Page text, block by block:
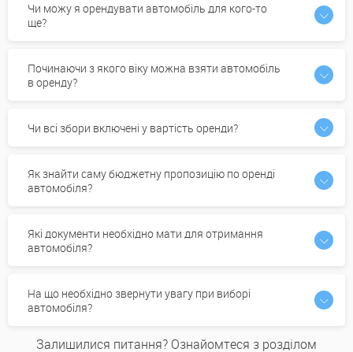
Чи можу я орендувати автомобіль для кого-то
ще?
Починаючи з якого віку можна взяти автомобіль
в оренду?
Чи всі збори включені у вартість оренди?
Як знайти саму бюджетну пропозицію по оренді
автомобіля?
Які документи необхідно мати для отримання
автомобіля?
На що необхідно звернути увагу при виборі
автомобіля?
Залишилися питання? Ознайомтеся з розділом